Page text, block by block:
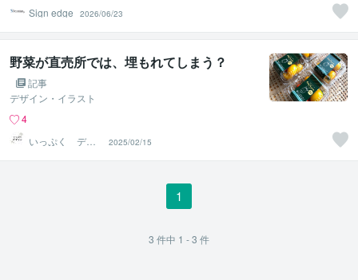
Sign edge
2026/06/23
野菜が直売所では、埋もれてしまう？
記事
デザイン・イラスト
4
いっぷく デザ
イン
2025/02/15
1
3 件中 1 - 3 件